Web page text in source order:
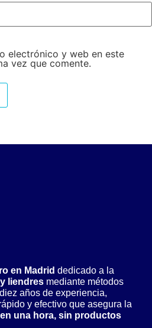
electrónico y web en este
vez que comente.
en Madrid dedicado a la
liendres mediante métodos
años de experiencia,
y efectivo que asegura la
una hora, sin productos